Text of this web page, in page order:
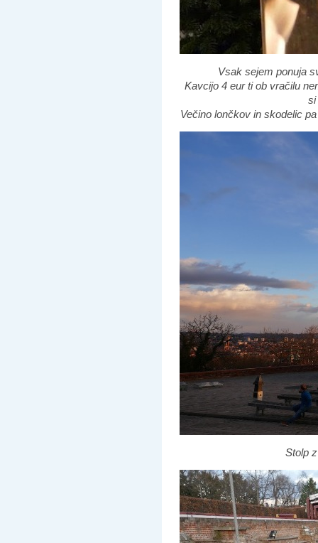
Vsak sejem ponuja
Kavcijo 4 eur ti ob vračilu
si
Večino lončkov in skodelic
Stolp